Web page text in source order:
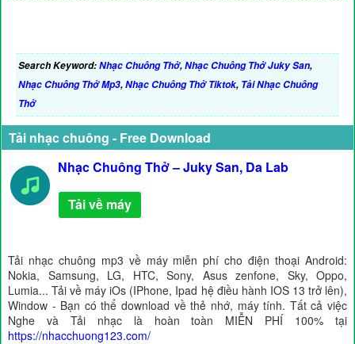
Search Keyword:Nhạc Chuông Thở,Nhạc Chuông Thở Juky San,
Nhạc Chuông Thở Mp3,Nhạc Chuông Thở Tiktok, Tải Nhạc Chuông
Thở
Tải nhạc chuông - Free Download
Nhạc Chuông Thở – Juky San, Da Lab
Tải về máy
Tải nhạc chuông mp3 về máy miễn phí cho điện thoại Android:
Nokia, Samsung, LG, HTC, Sony, Asus zenfone, Sky, Oppo,
Lumia... Tải về máy iOs (IPhone, Ipad hệ điều hành IOS 13 trở lên),
Window - Bạn có thể download về thẻ nhớ, máy tính. Tất cả việc
Nghe và Tải nhạc là hoàn toàn MIỄN PHÍ 100% tại
https://nhacchuong123.com/